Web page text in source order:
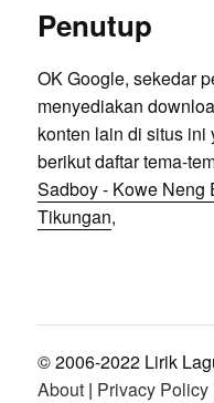
Penutup
OK Google, sekedar
menyediakan
konten lain di situs ini
berikut daftar tema-
Sadboy - Kowe Neng
Tikungan,
© 2006-2022 Lirik
About| Privacy Policy